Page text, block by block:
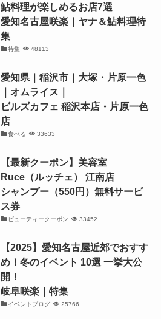
鮎料理が楽しめるお店7選
愛知名古屋咲楽｜ヤナ＆鮎料理特
集
特集 48113
愛知県｜稲沢市｜大塚・片原一色
｜オムライス｜
ビルズカフェ 稲沢本店・片原一色
店
食べる 33633
【最新クーポン】美容室
Ruce（ルッチェ） 江南店
シャンプー（550円）無料サービ
ス券
ビューティークーポン 33452
【2025】愛知名古屋近郊でおすす
め！冬のイベント 10選 一挙大公
開！
岐阜咲楽｜特集
イベントブログ 25766